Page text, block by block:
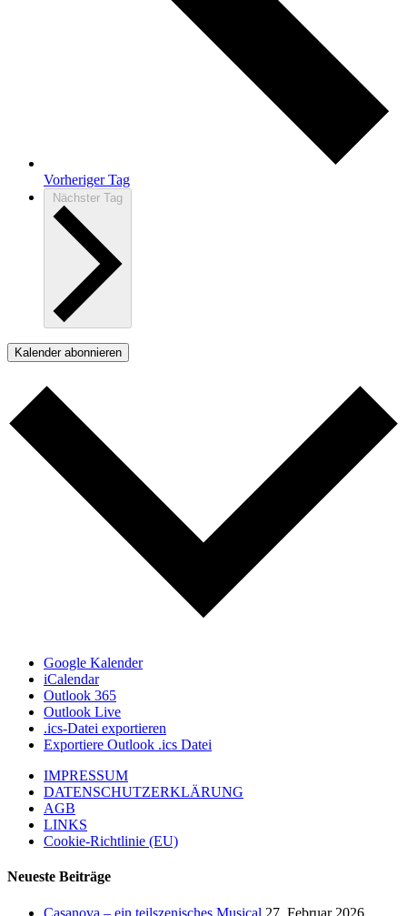
Vorheriger Tag
Nächster Tag
Kalender abonnieren
Google Kalender
iCalendar
Outlook 365
Outlook Live
.ics-Datei exportieren
Exportiere Outlook .ics Datei
IMPRESSUM
DATENSCHUTZERKLÄRUNG
AGB
LINKS
Cookie-Richtlinie (EU)
Neueste Beiträge
Casanova – ein teilszenisches Musical 27. Februar 2026